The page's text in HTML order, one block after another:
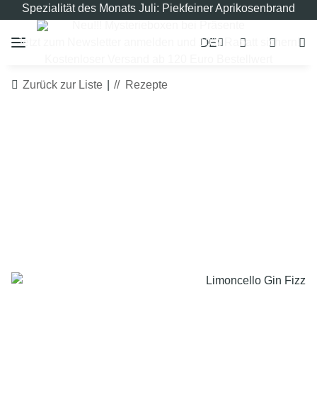
Spezialität des Monats Juli: Piekfeiner Aprikosenbrand
Jetzt zum Newsletter anmelden und 10% Rabatt sichern!
DE
Zurück zur Liste Rezepte